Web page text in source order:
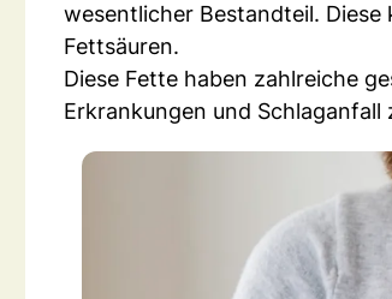
wesentlicher Bestandteil. Diese
Fettsäuren.
Diese Fette haben zahlreiche
Erkrankungen und